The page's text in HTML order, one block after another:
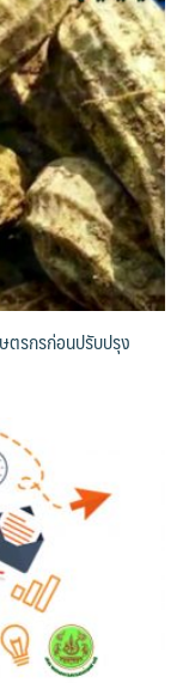
ตรกรก่อนปรับปรุง